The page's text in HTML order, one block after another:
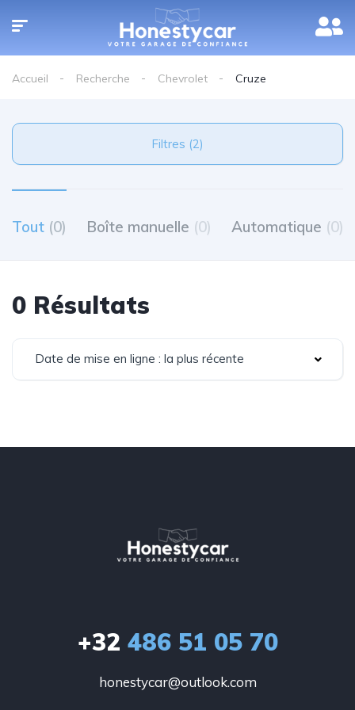
Accueil Recherche Chevrolet Cruze
Filtres (2)
Tout (0) Boîte manuelle (0) Automatique (0)
0 Résultats
Date de mise en ligne : la plus récente
+32 486 51 05 70
honestycar@outlook.com